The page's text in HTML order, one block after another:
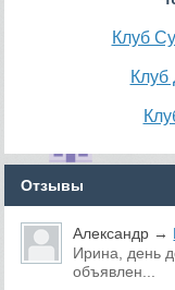
Клуб
Клуб
Отзывы
Александр →
Ирина, день
объявлен...